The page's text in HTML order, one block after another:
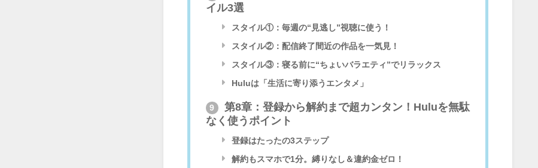
イル3選
スタイル①：毎週の“見逃し”視聴に使う！
スタイル②：配信終了間近の作品を一気見！
スタイル③：寝る前に“ちょいバラエティ”でリラックス
Huluは「生活に寄り添うエンタメ」
9
第8章：登録から解約まで超カンタン！Huluを無駄
なく使うポイント
登録はたったの3ステップ
解約もスマホで1分。縛りなし＆違約金ゼロ！